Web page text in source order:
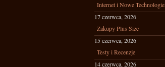
Internet i Nowe Technologie
17 czerwca, 2026
Zakupy Plus Size
15 czerwca, 2026
Testy i Recenzje
14 czerwca, 2026